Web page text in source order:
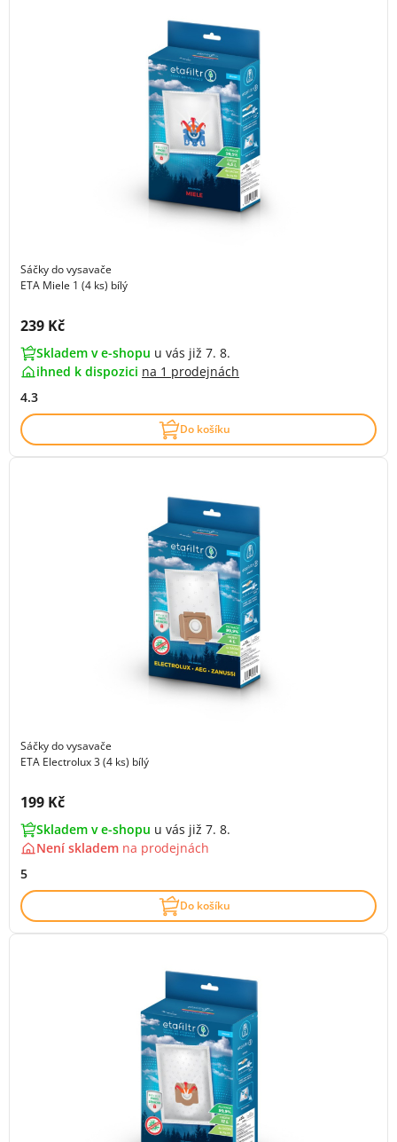
Sáčky do vysavače
ETA Miele 1 (4 ks) bílý
Cena s DPH:
239 Kč
Skladem v e-shopu u vás již 7. 8.
ihned k dispozici na 1 prodejnách
4.3
Do košíku
Sáčky do vysavače
ETA Electrolux 3 (4 ks) bílý
Cena s DPH:
199 Kč
Skladem v e-shopu u vás již 7. 8.
Není skladem na prodejnách
5
Do košíku